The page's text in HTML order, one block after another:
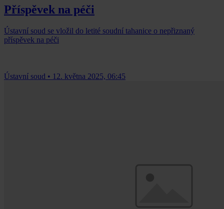
Příspěvek na péči
Ústavní soud se vložil do letité soudní tahanice o nepřiznaný
příspěvek na péči
Ústavní soud • 12. května 2025, 06:45